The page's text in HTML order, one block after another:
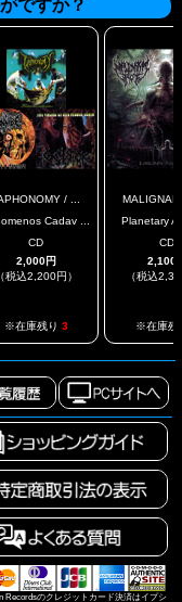
ですか？
/ ...
Cadav ...
CD
2,000円
（税込2,200円）
※在庫残り 3
Planetary
CD
2,100
（税込
※在庫残
Recordsのクレジットカード決済はイプシ